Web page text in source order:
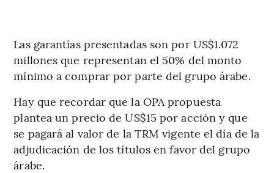
Las garantías presentadas son por US$1.072
millones que representan el 50% del monto
mínimo a comprar por parte del grupo árabe.
Hay que recordar que la OPA propuesta
plantea un precio de US$15 por acción y que
se pagará al valor de la TRM vigente el día de la
adjudicación de los títulos en favor del grupo
árabe.